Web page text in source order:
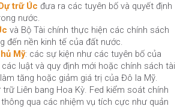
trữ Úc đưa ra các tuyên bố và quyết định
nước.
và Bộ Tài chính thực hiện các chính sách
đến nền kinh tế của đất nước.
Mỹ: các sự kiện như các tuyên bố của
các luật và quy định mới hoặc chính sách tài
tăng hoặc giảm giá trị của Đô la Mỹ.
trữ Liên bang Hoa Kỳ. Fed kiểm soát chính
qua các nhiệm vụ tích cực như quản